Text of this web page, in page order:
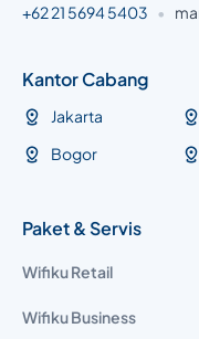
+62 21 5694 5403 •
Kantor Cabang
Jakarta
Bogor
Paket & Servis
Wifiku Retail
Wifiku Business